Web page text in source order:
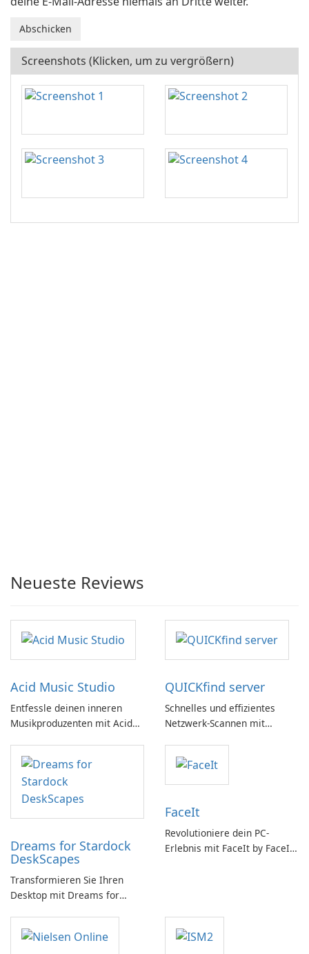
Screenshots (Klicken, um zu vergrößern)
Neueste Reviews
Acid Music Studio
Entfessle deinen inneren
Musikproduzenten mit Acid
QUICKfind server
Schnelles und effizientes
Netzwerk-Scannen mit
Dreams for Stardock
DeskScapes
Transformieren Sie Ihren
Desktop mit Dreams for
FaceIt
Revolutioniere dein PC-
Erlebnis mit FaceIt by FaceIt